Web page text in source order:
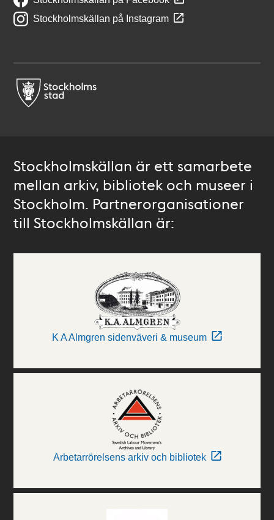
Stockholmskällan på Instagram
Stockholmskällan är ett samarbete
mellan arkiv, bibliotek och museer i
Stockholm. Partnerorganisationer
till Stockholmskällan är:
K A Almgren sidenväveri & museum
Arbetarrörelsens arkiv och bibliotek